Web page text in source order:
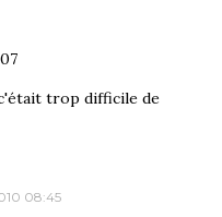
trop difficile de
08:45